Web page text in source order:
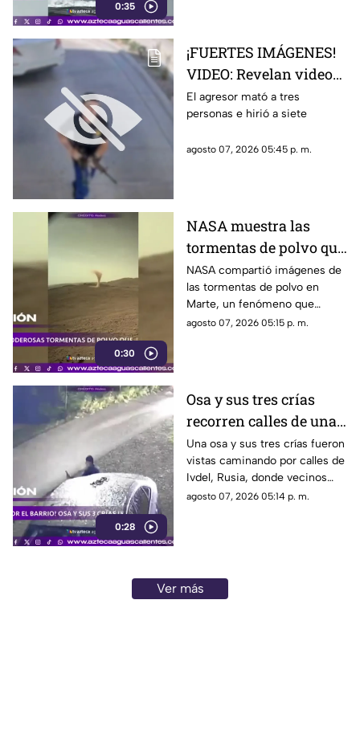
0:35
¡FUERTES IMÁGENES!
VIDEO: Revelan videos
de seguridad del tiroteo
realizado en famosa
hamburguesas en
El agresor mató a tres
personas e hirió a siete
agosto 07, 2026 05:45 p. m.
0:30
NASA muestra las
tormentas de polvo que
cubren Marte
NASA compartió imágenes de
las tormentas de polvo en
Marte, un fenómeno que
puede extenderse por miles de
agosto 07, 2026 05:15 p. m.
0:28
Osa y sus tres crías
recorren calles de una
ciudad en Rusia
Una osa y sus tres crías fueron
vistas caminando por calles de
Ivdel, Rusia, donde vecinos
reportan un aumento en los
agosto 07, 2026 05:14 p. m.
Ver más